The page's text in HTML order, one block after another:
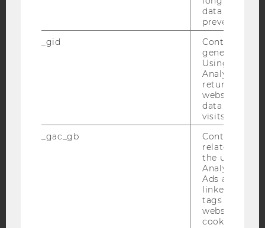
FacebookInstagramBlog
Bluesky
BARRIEREFREIHEITSERKLÄRUNG WEBSEITE
DATENSCHUTZERKLÄRUNG SOCIAL MEDIA
data
prevented.
_gid
Contains a
generated
Using this
Analytics can
returning
website and
data from
visits.
_gac_gb
Contains
related
the user. If
Analytics and
Ads accounts
linked, the
tags on the
website read
cookie.